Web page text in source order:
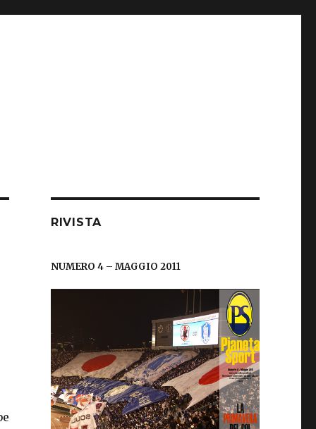
RIVISTA
NUMERO 4 – MAGGIO 2011